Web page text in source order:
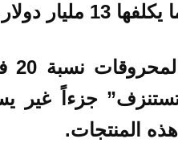
مليار دولار.
جزءاً غير
المنتجات.